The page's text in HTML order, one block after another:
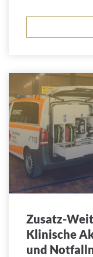
Zusatz-
Klinische
und